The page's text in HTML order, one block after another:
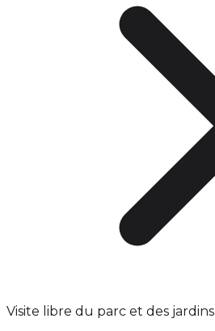
Visite libre du parc et des jardins